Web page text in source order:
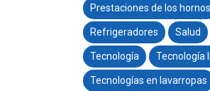
Prestaciones de los hornos
Refrigeradores Salud
Tecnología Tecnología
Tecnologías en lavarropas